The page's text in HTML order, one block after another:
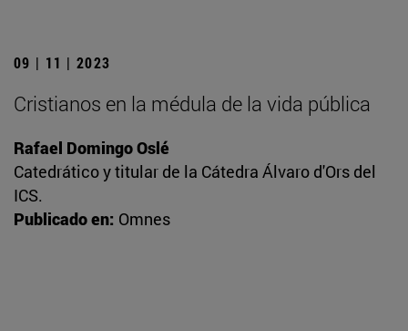
09 | 11 | 2023
Cristianos en la médula de la vida pública
Rafael Domingo Oslé
Catedrático y titular de la Cátedra Álvaro d'Ors del
ICS.
Publicado en: Omnes